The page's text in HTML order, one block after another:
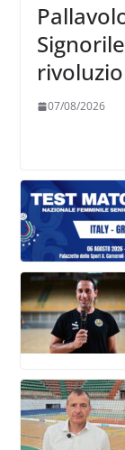
chiare
07/08/2026